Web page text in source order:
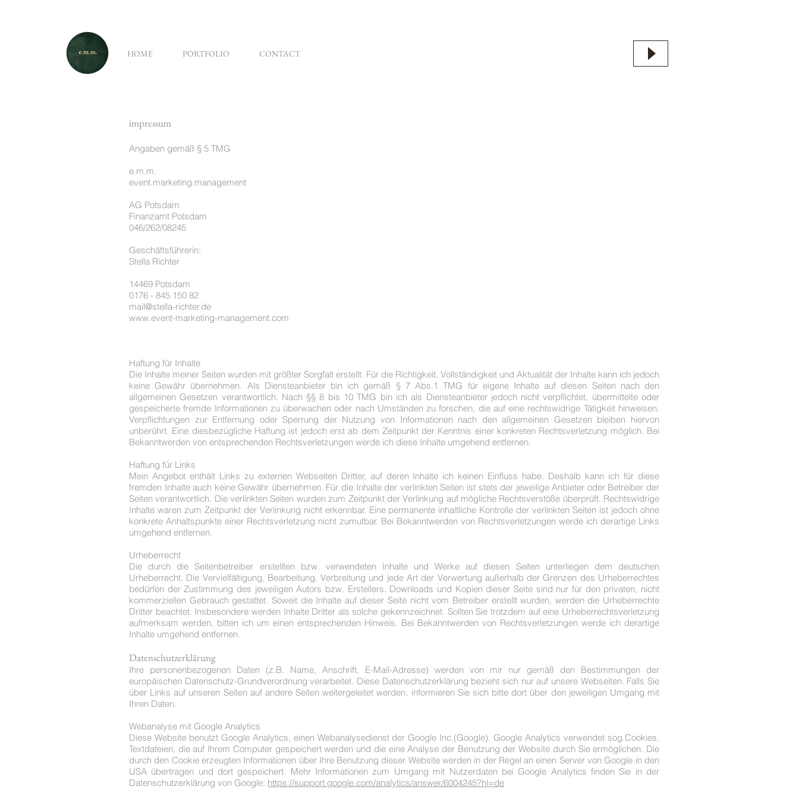
HOME PORTFOLIO CONTACT
impressum
Angaben gemäß § 5 TMG
e.m.m.
event.marketing.management
AG Potsdam
Finanzamt Potsdam
046/262/08245
Geschäftsführerin:
Stella Richter
14469 Potsdam
0176 - 845 150 82
mail@stella-richter.de
www.event-marketing-management.com
Haftung für Inhalte
Die Inhalte meiner Seiten wurden mit größter Sorgfalt erstellt. Für die Richtigkeit, Vollständigkeit und Aktualität der Inhalte kann ich jedoch
keine Gewähr übernehmen. Als Diensteanbieter bin ich gemäß § 7 Abs.1 TMG für eigene Inhalte auf diesen Seiten nach den
allgemeinen Gesetzen verantwortlich. Nach §§ 8 bis 10 TMG bin ich als Diensteanbieter jedoch nicht verpflichtet, übermittelte oder
gespeicherte fremde Informationen zu überwachen oder nach Umständen zu forschen, die auf eine rechtswidrige Tätigkeit hinweisen.
Verpflichtungen zur Entfernung oder Sperrung der Nutzung von Informationen nach den allgemeinen Gesetzen bleiben hiervon
unberührt. Eine diesbezügliche Haftung ist jedoch erst ab dem Zeitpunkt der Kenntnis einer konkreten Rechtsverletzung möglich. Bei
Bekanntwerden von entsprechenden Rechtsverletzungen werde ich diese Inhalte umgehend entfernen.
Haftung für Links
Mein Angebot enthält Links zu externen Webseiten Dritter, auf deren Inhalte ich keinen Einfluss habe. Deshalb kann ich für diese
fremden Inhalte auch keine Gewähr übernehmen. Für die Inhalte der verlinkten Seiten ist stets der jeweilige Anbieter oder Betreiber der
Seiten verantwortlich. Die verlinkten Seiten wurden zum Zeitpunkt der Verlinkung auf mögliche Rechtsverstöße überprüft. Rechtswidrige
Inhalte waren zum Zeitpunkt der Verlinkung nicht erkennbar. Eine permanente inhaltliche Kontrolle der verlinkten Seiten ist jedoch ohne
konkrete Anhaltspunkte einer Rechtsverletzung nicht zumutbar. Bei Bekanntwerden von Rechtsverletzungen werde ich derartige Links
umgehend entfernen.
Urheberrecht
Die durch die Seitenbetreiber erstellten bzw. verwendeten Inhalte und Werke auf diesen Seiten unterliegen dem deutschen
Urheberrecht. Die Vervielfältigung, Bearbeitung, Verbreitung und jede Art der Verwertung außerhalb der Grenzen des Urheberrechtes
bedürfen der Zustimmung des jeweiligen Autors bzw. Erstellers. Downloads und Kopien dieser Seite sind nur für den privaten, nicht
kommerziellen Gebrauch gestattet. Soweit die Inhalte auf dieser Seite nicht vom Betreiber erstellt wurden, werden die Urheberrechte
Dritter beachtet. Insbesondere werden Inhalte Dritter als solche gekennzeichnet. Sollten Sie trotzdem auf eine Urheberrechtsverletzung
aufmerksam werden, bitten ich um einen entsprechenden Hinweis. Bei Bekanntwerden von Rechtsverletzungen werde ich derartige
Inhalte umgehend entfernen.
Datenschutzerklärung
Ihre personenbezogenen Daten (z.B. Name, Anschrift, E-Mail-Adresse) werden von mir nur gemäß den Bestimmungen der
europäischen Datenschutz-Grundverordnung verarbeitet. Diese Datenschutzerklärung bezieht sich nur auf unsere Webseiten. Falls Sie
über Links auf unseren Seiten auf andere Seiten weitergeleitet werden, informieren Sie sich bitte dort über den jeweiligen Umgang mit
Ihren Daten.
Webanalyse mit Google Analytics
Diese Website benutzt Google Analytics, einen Webanalysedienst der Google Inc.(Google). Google Analytics verwendet sog.Cookies,
Textdateien, die auf Ihrem Computer gespeichert werden und die eine Analyse der Benutzung der Website durch Sie ermöglichen. Die
durch den Cookie erzeugten Informationen über Ihre Benutzung dieser Website werden in der Regel an einen Server von Google in den
USA übertragen und dort gespeichert. Mehr Informationen zum Umgang mit Nutzerdaten bei Google Analytics finden Sie in der
Datenschutzerklärung von Google: https://support.google.com/analytics/answer/6004245?hl=de